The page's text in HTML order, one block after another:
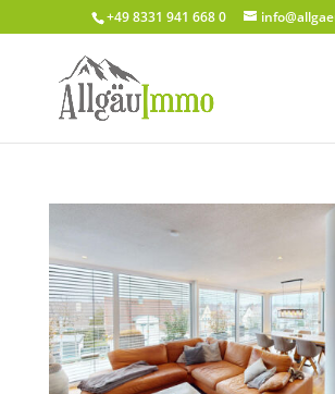
+49 8331 941 668 0